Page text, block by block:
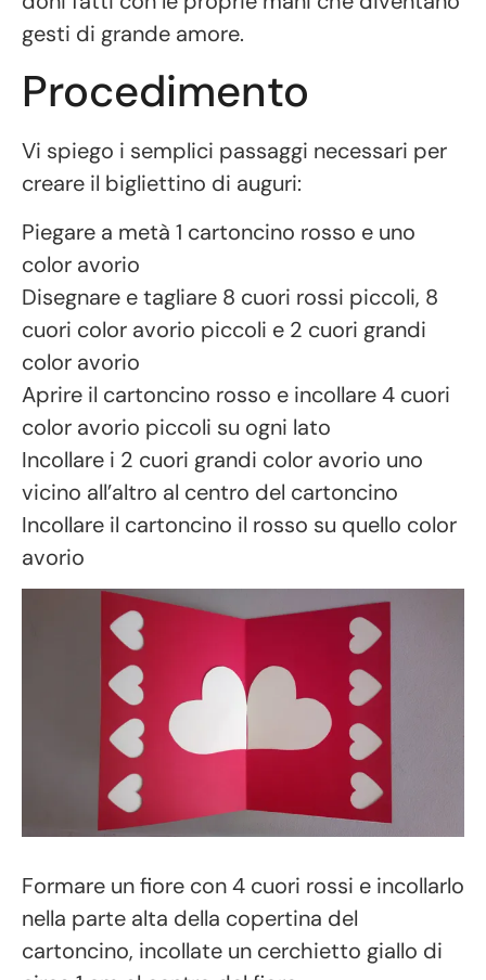
gesti di grande amore.
Procedimento
Vi spiego i semplici passaggi necessari per
creare il bigliettino di auguri:
Piegare a metà 1 cartoncino rosso e uno
color avorio
Disegnare e tagliare 8 cuori rossi piccoli, 8
cuori color avorio piccoli e 2 cuori grandi
color avorio
Aprire il cartoncino rosso e incollare 4 cuori
color avorio piccoli su ogni lato
Incollare i 2 cuori grandi color avorio uno
vicino all’altro al centro del cartoncino
Incollare il cartoncino il rosso su quello color
avorio
Formare un fiore con 4 cuori rossi e incollarlo
nella parte alta della copertina del
cartoncino, incollate un cerchietto giallo di